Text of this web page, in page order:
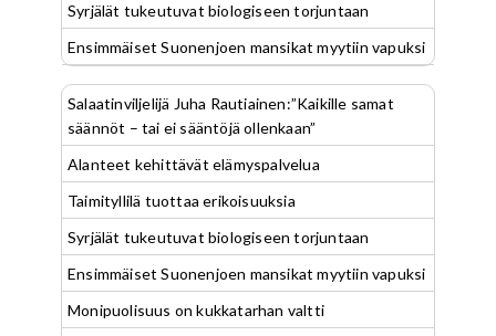
Syrjälät tukeutuvat biologiseen torjuntaan
Ensimmäiset Suonenjoen mansikat myytiin vapuksi
Salaatinviljelijä Juha Rautiainen:”Kaikille samat
säännöt – tai ei sääntöjä ollenkaan”
Alanteet kehittävät elämyspalvelua
Taimityllilä tuottaa erikoisuuksia
Syrjälät tukeutuvat biologiseen torjuntaan
Ensimmäiset Suonenjoen mansikat myytiin vapuksi
Monipuolisuus on kukkatarhan valtti